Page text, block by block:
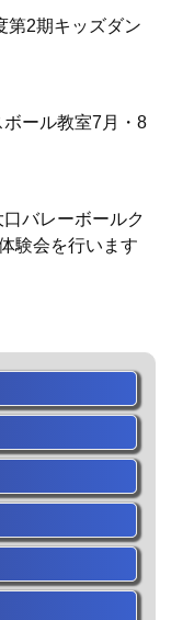
第2期キッズダン
ボール教室7月・8
口バレーボールク
験会を行います